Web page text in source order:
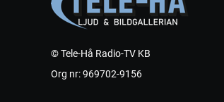
© Tele-Hå Radio-TV KB
Org nr: 969702-9156